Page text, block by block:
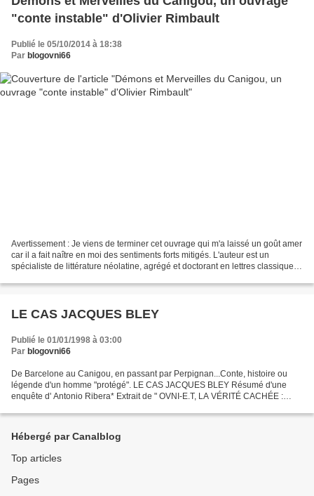
"conte instable" d'Olivier Rimbault
Publié le 05/10/2014 à 18:38
Par blogovni66
Avertissement : Je viens de terminer cet ouvrage qui m'a laissé un goût amer
car il a fait naître en moi des sentiments forts mitigés. L'auteur est un
spécialiste de littérature néolatine, agrégé et doctorant en lettres classiques.
LE CAS JACQUES BLEY
Publié le 01/01/1998 à 03:00
Par blogovni66
De Barcelone au Canigou, en passant par Perpignan...Conte, histoire ou
légende d'un homme "protégé". LE CAS JACQUES BLEY Résumé d'une
enquête d' Antonio Ribera* Extrait de " OVNI-E.T, LA VÉRITÉ CACHÉE :
Hébergé par Canalblog
Top articles
Pages